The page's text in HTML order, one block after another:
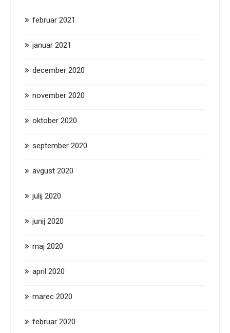
februar 2021
januar 2021
december 2020
november 2020
oktober 2020
september 2020
avgust 2020
julij 2020
junij 2020
maj 2020
april 2020
marec 2020
februar 2020